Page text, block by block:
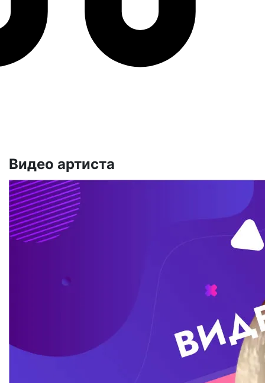
Видео артиста